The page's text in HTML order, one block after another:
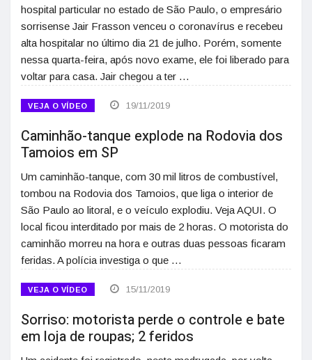
hospital particular no estado de São Paulo, o empresário
sorrisense Jair Frasson venceu o coronavírus e recebeu
alta hospitalar no último dia 21 de julho. Porém, somente
nessa quarta-feira, após novo exame, ele foi liberado para
voltar para casa. Jair chegou a ter …
VEJA O VÍDEO 19/11/2019
Caminhão-tanque explode na Rodovia dos
Tamoios em SP
Um caminhão-tanque, com 30 mil litros de combustível,
tombou na Rodovia dos Tamoios, que liga o interior de
São Paulo ao litoral, e o veículo explodiu. Veja AQUI. O
local ficou interditado por mais de 2 horas. O motorista do
caminhão morreu na hora e outras duas pessoas ficaram
feridas. A polícia investiga o que …
VEJA O VÍDEO 15/11/2019
Sorriso: motorista perde o controle e bate
em loja de roupas; 2 feridos